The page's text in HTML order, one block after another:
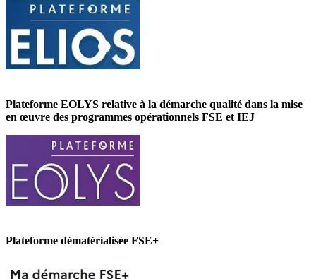
Plateforme EOLYS relative à la démarche qualité dans la mise
en œuvre des programmes opérationnels FSE et IEJ
Plateforme dématérialisée FSE+